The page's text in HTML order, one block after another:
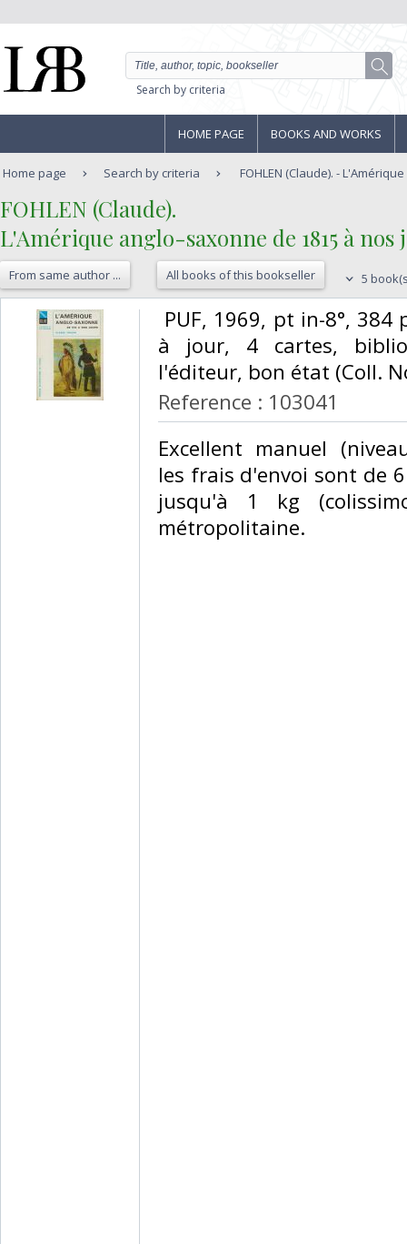
Search by criteria
HOME PAGE BOOKS AND WORKS
Home page Search by criteria FOHLEN (Claude). -
‎FOHLEN (Claude).‎
‎L'Amérique anglo-saxonne de 1815 à nos
From same author ... All books of this bookseller 5
PUF, 1969, pt in-8°,
à jour, 4 cartes,
l'éditeur, bon état (Coll.
Reference : 103041
‎Excellent manuel
les frais d'envoi sont de
jusqu'à 1 kg
métropolitaine.‎